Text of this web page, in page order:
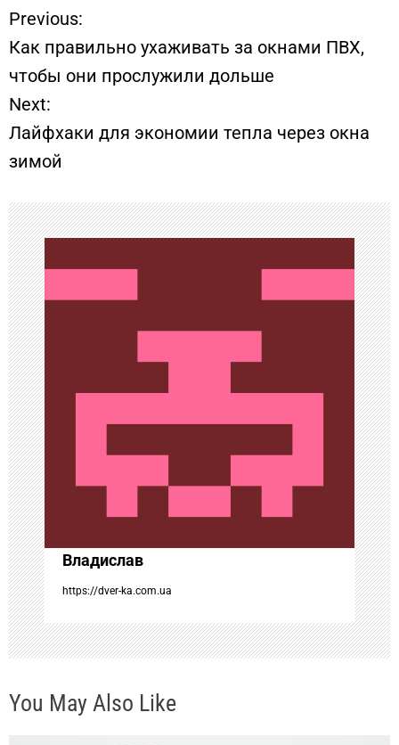
Н
а
в
и
г
а
ц
и
я
п
о
з
а
п
и
с
я
Previous:
Как правильно ухаживать за окнами ПВХ,
чтобы они прослужили дольше
Next:
Лайфхаки для экономии тепла через окна
зимой
Владислав
https://dver-ka.com.ua
You May Also Like